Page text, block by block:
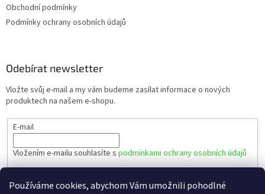
Používáme cookies, abychom Vám umožnili pohodlné
Obchodní podmínky
Podmínky ochrany osobních údajů
Odebírat newsletter
Vložte svůj e-mail a my vám budeme zasílat informace o nových
produktech na našem e-shopu.
E-mail
Vložením e-mailu souhlasíte s podmínkami ochrany osobních údajů
PŘIHLÁSIT SE